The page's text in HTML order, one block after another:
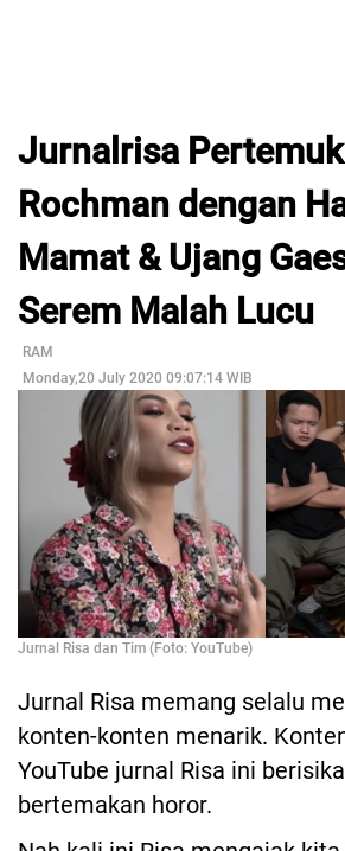
Jurnalrisa
Rochman dengan
Mamat & Ujang
Serem Malah Lucu
RAM
Monday,20 July 2020 09:07:14 WIB
Jurnal Risa dan Tim (Foto: YouTube)
Jurnal Risa memang selalu
konten-konten menarik.
YouTube jurnal Risa ini
bertemakan horor.